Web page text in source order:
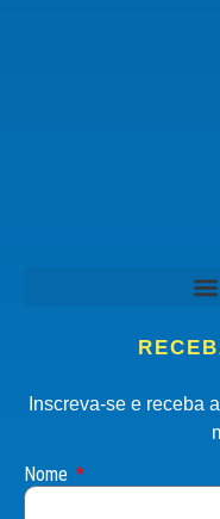
Inscreva-se e receba
Nome